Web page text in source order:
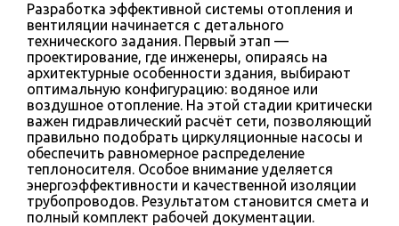
Разработка эффективной системы отопления и
вентиляции начинается с детального
технического задания. Первый этап —
проектирование, где инженеры, опираясь на
архитектурные особенности здания, выбирают
оптимальную конфигурацию: водяное или
воздушное отопление. На этой стадии критически
важен гидравлический расчёт сети, позволяющий
правильно подобрать циркуляционные насосы и
обеспечить равномерное распределение
теплоносителя. Особое внимание уделяется
энергоэффективности и качественной изоляции
трубопроводов. Результатом становится смета и
полный комплект рабочей документации.